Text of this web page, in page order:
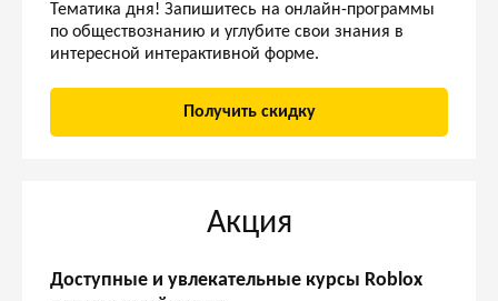
Тематика дня! Запишитесь на онлайн-программы
по обществознанию и углубите свои знания в
интересной интерактивной форме.
Получить скидку
Акция
Доступные и увлекательные курсы Roblox